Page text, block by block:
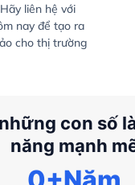
liên hệ với
nay để tạo ra
cho thị trường
con số
năng mạnh